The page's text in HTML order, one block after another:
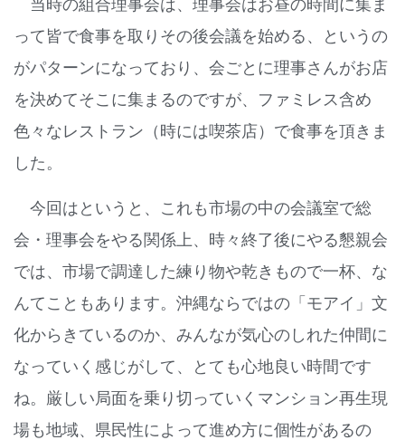
当時の組合理事会は、理事会はお昼の時間に集ま
って皆で食事を取りその後会議を始める、というの
がパターンになっており、会ごとに理事さんがお店
を決めてそこに集まるのですが、ファミレス含め
色々なレストラン（時には喫茶店）で食事を頂きま
した。
今回はというと、これも市場の中の会議室で総
会・理事会をやる関係上、時々終了後にやる懇親会
では、市場で調達した練り物や乾きもので一杯、な
んてこともあります。沖縄ならではの「モアイ」文
化からきているのか、みんなが気心のしれた仲間に
なっていく感じがして、とても心地良い時間です
ね。厳しい局面を乗り切っていくマンション再生現
場も地域、県民性によって進め方に個性があるの